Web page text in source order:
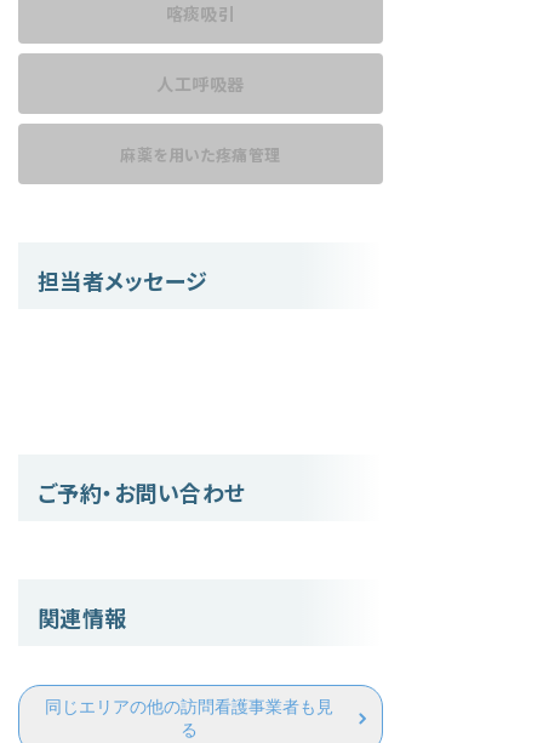
喀痰吸引
人工呼吸器
麻薬を用いた疼痛管理
担当者メッセージ
ご予約・お問い合わせ
関連情報
同じエリアの他の訪問看護事業者も見
る